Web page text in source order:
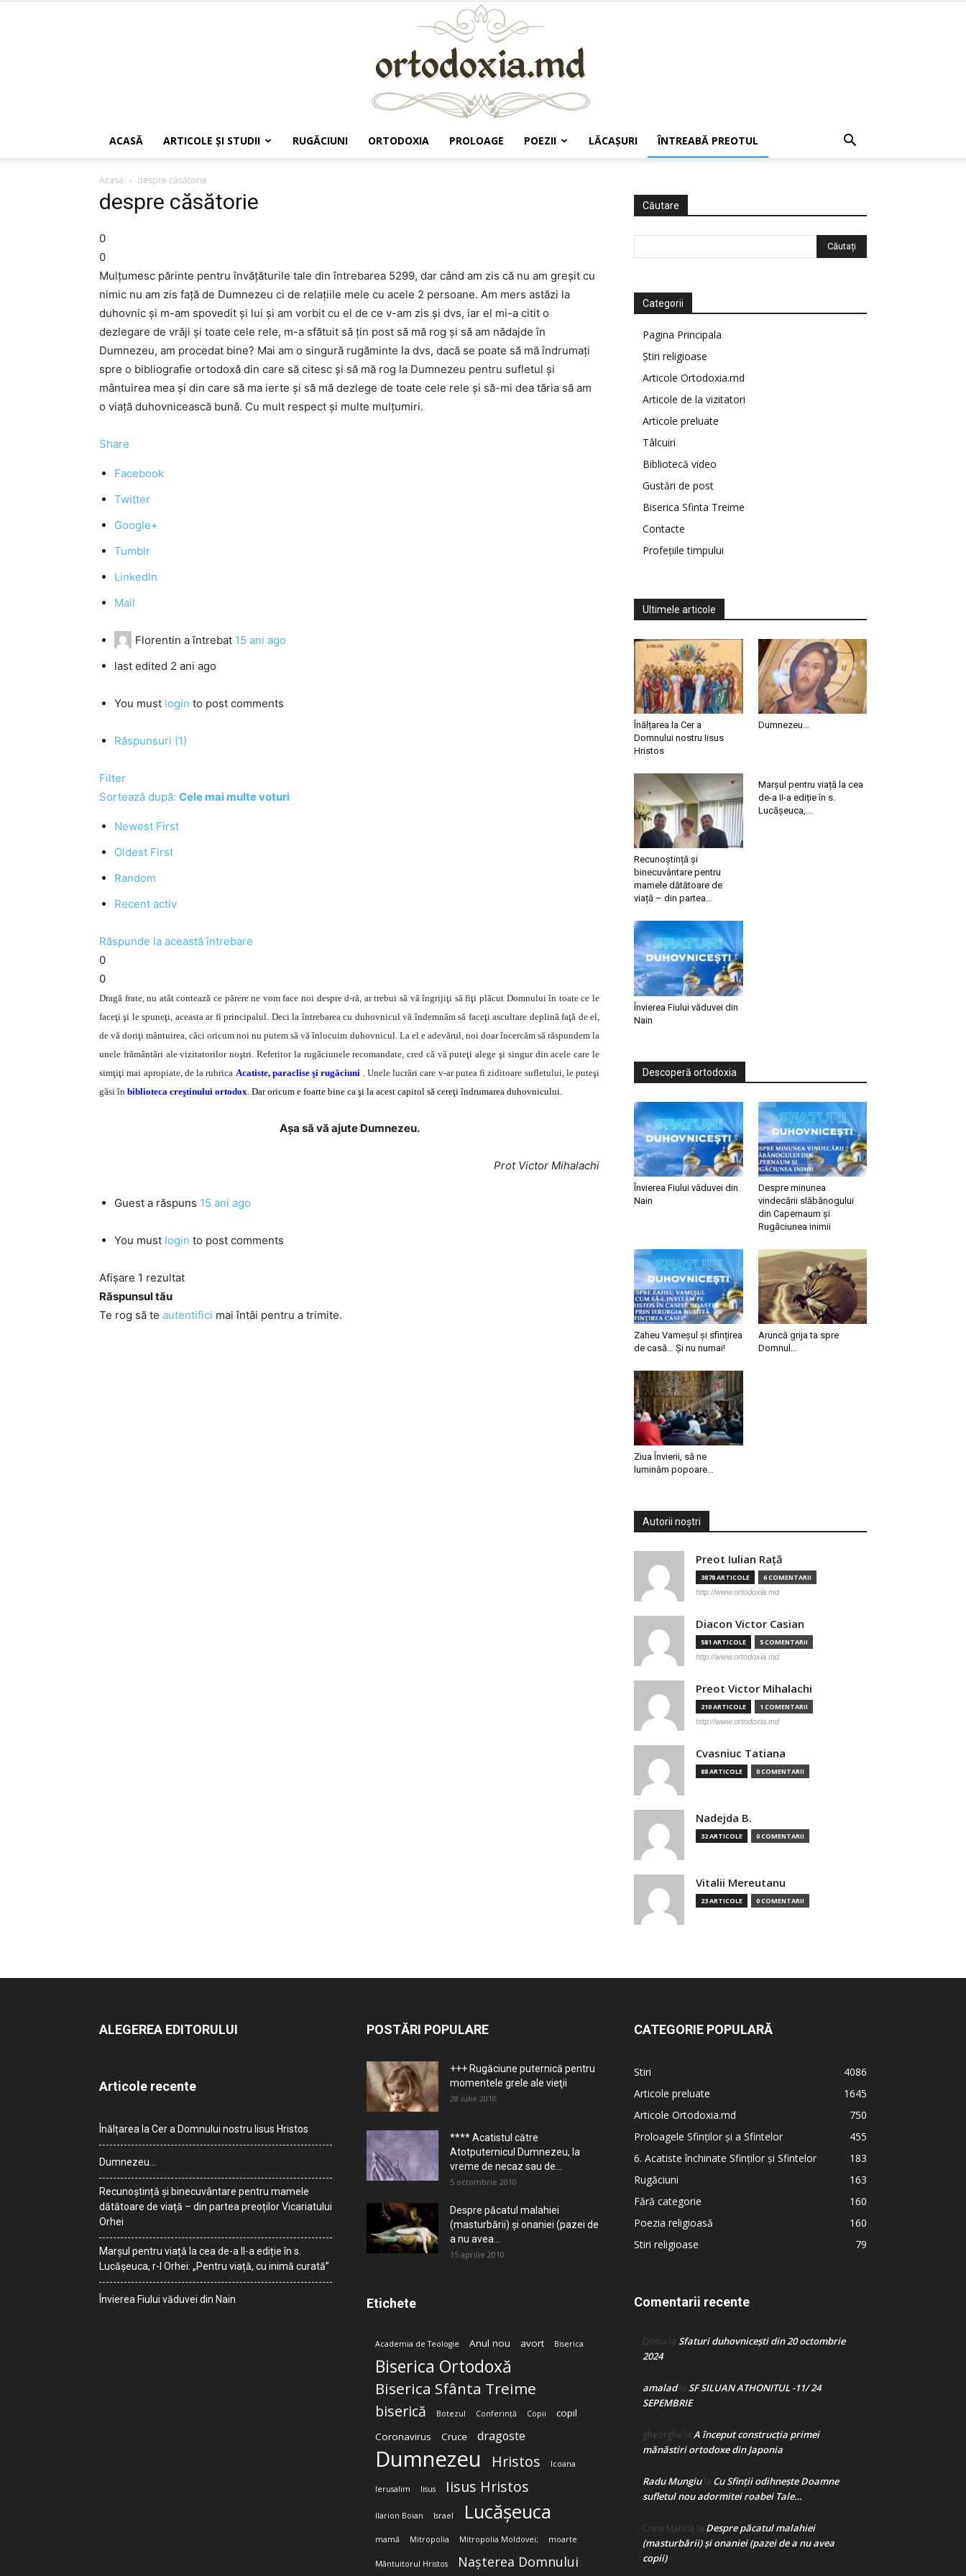
ACASĂ ARTICOLE ŞI STUDII RUGĂCIUNI ORTODOXIA PROLOAGE POEZII LĂCAŞURI ÎNTREABĂ PREOTUL
Acasă despre căsătorie
despre căsătorie
0
0
Mulţumesc părinte pentru învăţăturile tale din întrebarea 5299, dar când am zis că nu am greşit cu
nimic nu am zis faţă de Dumnezeu ci de relaţiile mele cu acele 2 persoane. Am mers astăzi la
duhovnic şi m-am spovedit şi lui şi am vorbit cu el de ce v-am zis şi dvs, iar el mi-a citit o
dezlegare de vrăji şi toate cele rele, m-a sfătuit să ţin post să mă rog şi să am nădajde în
Dumnezeu, am procedat bine? Mai am o singură rugăminte la dvs, dacă se poate să mă îndrumaţi
spre o bibliografie ortodoxă din care să citesc şi să mă rog la Dumnezeu pentru sufletul şi
mântuirea mea şi din care să ma ierte şi să mă dezlege de toate cele rele şi să-mi dea tăria să am
o viaţă duhovnicească bună. Cu mult respect şi multe mulţumiri.
Share
Facebook
Twitter
Google+
Tumblr
LinkedIn
Mail
Florentin a întrebat 15 ani ago
last edited 2 ani ago
You must login to post comments
Răspunsuri (1)
Filter
Sortează după: Cele mai multe voturi
Newest First
Oldest First
Random
Recent activ
Răspunde la această întrebare
0
0
Dragă frate, nu atât contează ce părere ne vom face noi despre d-ră, ar trebui să vă îngrijiţi să fiţi plăcut Domnului în toate ce le
faceţi şi le spuneţi, aceasta ar fi principalul. Deci la întrebarea cu duhovnicul vă îndemnăm să faceţi ascultare deplină faţă de el,
de vă doriţi mântuirea, căci oricum noi nu putem să vă înlocuim duhovnicul. La el e adevărul, noi doar încercăm să răspundem la
unele frământări ale vizitatorilor noştri. Referitor la rugăciunele recomandate, cred că vă puteţi alege şi singur din acele care le
simţiţi mai apropiate, de la rubrica Acatiste, paraclise şi rugăciuni . Unele lucrări care v-ar putea fi ziditoare sufletului, le puteşi
găsi în biblioteca creştinului ortodox. Dar oricum e foarte bine ca şi la acest capitol să cereţi îndrumarea duhovnicului.
Aşa să vă ajute Dumnezeu.
Prot Victor Mihalachi
Guest a răspuns 15 ani ago
You must login to post comments
Afișare 1 rezultat
Răspunsul tău
Te rog să te autentifici mai întâi pentru a trimite.
Căutare
Categorii
Pagina Principala
Știri religioase
Articole Ortodoxia.md
Articole de la vizitatori
Articole preluate
Tâlcuiri
Bibliotecă video
Gustări de post
Biserica Sfinta Treime
Contacte
Profețiile timpului
Ultimele articole
Înălțarea la Cer a
Domnului nostru Iisus
Hristos
Dumnezeu…
Recunoștință și
binecuvântare pentru
mamele dătătoare de
viață – din partea...
Marșul pentru viață la cea
de-a II-a ediție în s.
Lucășeuca,...
Învierea Fiului văduvei din
Nain
Descoperă ortodoxia
Învierea Fiului văduvei din
Nain
Despre minunea
vindecării slăbănogului
din Capernaum și
Rugăciunea inimii
Zaheu Vameșul și sfințirea
de casă… Și nu numai!
Aruncă grija ta spre
Domnul…
Ziua Învierii, să ne
luminăm popoare…
Autorii noștri
Preot Iulian Raţă
3878 ARTICOLE 6 COMENTARII
http://www.ortodoxia.md
Diacon Victor Casian
581 ARTICOLE 5 COMENTARII
http://www.ortodoxia.md
Preot Victor Mihalachi
210 ARTICOLE 1 COMENTARII
http://www.ortodoxia.md
Cvasniuc Tatiana
88 ARTICOLE 0 COMENTARII
Nadejda B.
32 ARTICOLE 0 COMENTARII
Vitalii Mereutanu
23 ARTICOLE 0 COMENTARII
ALEGEREA EDITORULUI
Articole recente
Înălțarea la Cer a Domnului nostru Iisus Hristos
Dumnezeu…
Recunoștință și binecuvântare pentru mamele
dătătoare de viață – din partea preoților Vicariatului
Orhei
Marșul pentru viață la cea de-a II-a ediție în s.
Lucășeuca, r-l Orhei: „Pentru viață, cu inimă curată”
Învierea Fiului văduvei din Nain
POSTĂRI POPULARE
+++ Rugăciune puternică pentru
momentele grele ale vieţii
28 iulie 2010
**** Acatistul către
Atotputernicul Dumnezeu, la
vreme de necaz sau de...
5 octombrie 2010
Despre păcatul malahiei
(masturbării) şi onaniei (pazei de
a nu avea...
15 aprilie 2010
Etichete
Academia de Teologie Anul nou avort Biserica
Biserica Ortodoxă
Biserica Sfânta Treime
biserică Botezul Conferință Copii
copil
Coronavirus
Cruce dragoste
Dumnezeu Hristos Icoana
Ierusalim Iisus Iisus Hristos
Ilarion Boian Israel Lucășeuca
mamă Mitropolia Mitropolia Moldovei; moarte
Mântuitorul Hristos Nașterea Domnului
CATEGORIE POPULARĂ
Stiri
4086
Articole preluate
1645
Articole Ortodoxia.md
750
Proloagele Sfinților și a Sfintelor
455
6. Acatiste închinate Sfinților și Sfintelor
183
Rugăciuni
163
Fără categorie
160
Poezia religioasă
160
Stiri religioase
79
Comentarii recente
Doina la Sfaturi duhovnicești din 20 octombrie
2024
amaladla SF SILUAN ATHONITUL -11/ 24
SEPEMBRIE
gheorghe la A început construcţia primei
mănăstiri ortodoxe din Japonia
Radu Mungiula Cu Sfinții odihnește Doamne
sufletul nou adormitei roabei Tale…
Crina Marina la Despre păcatul malahiei
(masturbării) şi onaniei (pazei de a nu avea
copii)